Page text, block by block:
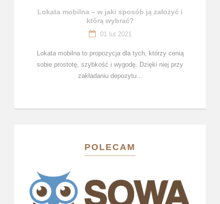
Lokata mobilna – w jaki sposób ją założyć i
którą wybrać?
01 lut 2021
Lokata mobilna to propozycja dla tych, którzy cenią
sobie prostotę, szybkość i wygodę. Dzięki niej przy
zakładaniu depozytu...
POLECAM